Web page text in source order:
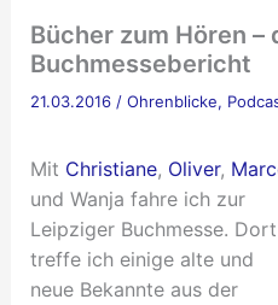
Bücher zum Hören –
Buchmessebericht
21.03.2016 / Ohrenblicke,
Mit Christiane, Oliver,
und Wanja fahre ich zur
Leipziger Buchmesse. Dort
treffe ich einige alte und
neue Bekannte aus der